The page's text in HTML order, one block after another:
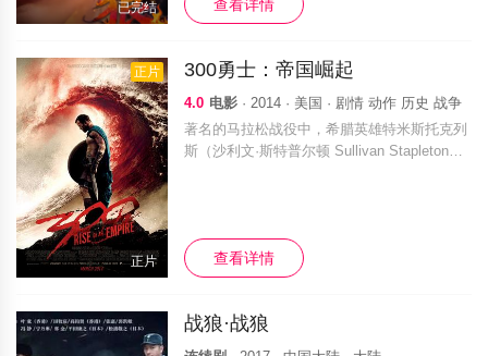
已完结 查看详情
正片
正片
300勇士：帝国崛起
4.0 电影 · 2014 · 美国 · 剧情 动作 历史 战争
著名的马拉松战役中，希腊英雄特米斯托克列
斯（沙利文·斯特普尔顿 Sullivan Stapleton
查看详情
战狼·战狼